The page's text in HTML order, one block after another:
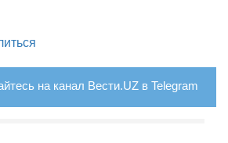
на канал Вести.UZ в Telegram